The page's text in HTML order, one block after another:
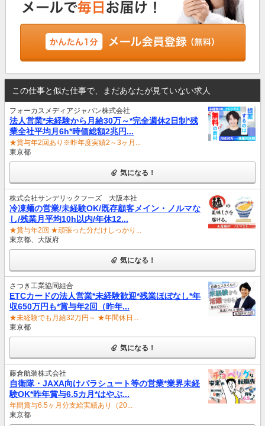
この仕事と似た仕事で、まだあなたが見ていない求人
フォーカスメディアジャパン株式会社
法人営業*未経験から月給30万～*完全週休2日制*残
業全社平均月6h*時価総額2兆円...
★賞与年2回あり※昨年度実績2～3ヶ月...
東京都
気になる！
株式会社サンデリックフーズ 大阪本社
冷凍麺の営業/未経験OK/既存顧客メイン・ノルマな
し/残業月平均10h以内/年休12...
★賞与年2回 ★頑張った分だけしっかり...
東京都、大阪府
気になる！
さつき工業協同組合
ETCカードの法人営業*未経験歓迎*残業ほぼなし*年
収650万円も*賞与年2回（昨年...
★未経験でも月給32万円～ ★年間休日...
東京都
気になる！
藤倉航装株式会社
自衛隊・JAXA向けパラシュート等の営業*業界未経
験OK*昨年賞与6.5カ月*はやぶ...
年間賞与6.5ヶ月分支給実績あり（20...
東京都